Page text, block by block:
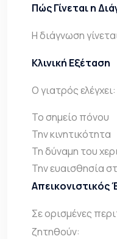
Πώς Γίνεται η
Η διάγνωση
Κλινική Εξέταση
Ο γιατρός ελέγχει:
Το σημείο πόνου
Την κινητικότητα
Τη δύναμη του
Την ευαισθησία
Απεικονιστικός
Σε ορισμένες
ζητηθούν: